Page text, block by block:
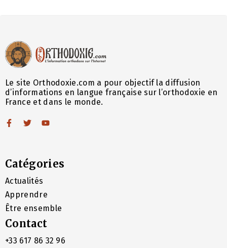
Le site Orthodoxie.com a pour objectif la diffusion
d’informations en langue française sur l’orthodoxie en
France et dans le monde.
Catégories
Actualités
Apprendre
Être ensemble
Contact
+33 617 86 32 96